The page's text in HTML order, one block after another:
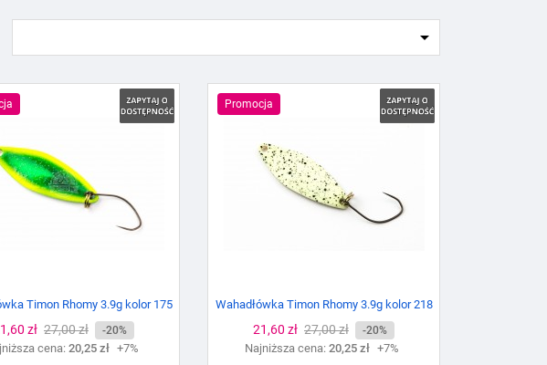

Timon Rhomy 3.9g kolor 175
zł Cena
podstawowa
27,00 zł -20%
cena:20,25 zł +7%
Promocja
Wahadłówka Timon Rhomy 3.9g kolor 218
Cena
21,60 zł Cena
podstawowa
27,00 zł -20%
Najniższa cena: 20,25 zł +7%